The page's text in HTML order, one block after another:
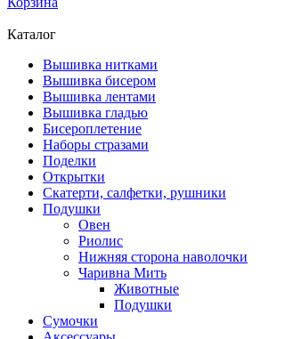
Каталог
Вышивка нитками
Вышивка бисером
Вышивка лентами
Вышивка гладью
Бисероплетение
Наборы стразами
Поделки
Открытки
Скатерти, салфетки, рушники
Подушки
Овен
Риолис
Нижняя сторона наволочки
Чаривна Мить
Животные
Подушки
Сумочки